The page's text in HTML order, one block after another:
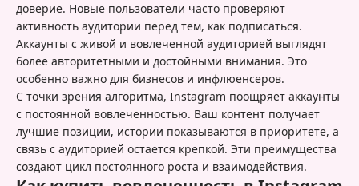
доверие. Новые пользователи часто проверяют
активность аудитории перед тем, как подписаться.
Аккаунты с живой и вовлеченной аудиторией выглядят
более авторитетными и достойными внимания. Это
особенно важно для бизнесов и инфлюенсеров.
С точки зрения алгоритма, Instagram поощряет аккаунты
с постоянной вовлеченностью. Ваш контент получает
лучшие позиции, истории показываются в приоритете, а
связь с аудиторией остается крепкой. Эти преимущества
создают цикл постоянного роста и взаимодействия.